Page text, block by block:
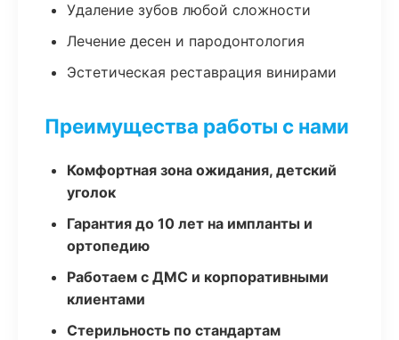
Удаление зубов любой сложности
Лечение десен и пародонтология
Эстетическая реставрация винирами
Преимущества работы с нами
Комфортная зона ожидания, детский
уголок
Гарантия до 10 лет на импланты и
ортопедию
Работаем с ДМС и корпоративными
клиентами
Стерильность по стандартам